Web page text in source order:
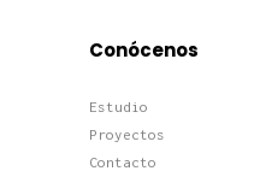
Conócenos
Estudio
Proyectos
Contacto